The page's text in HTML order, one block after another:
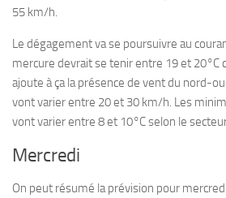
55 km/h.
Le dégagement va se poursuivre au
mercure devrait se tenir entre 19 et 20°C
ajoute à ça la présence de vent du nord-
vont varier entre 20 et 30 km/h. Les
vont varier entre 8 et 10°C selon le
Mercredi
On peut résumé la prévision pour